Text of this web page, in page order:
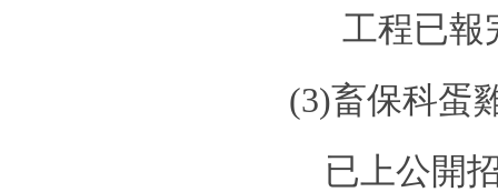
工程已報
(3)畜保科蛋
已上公開